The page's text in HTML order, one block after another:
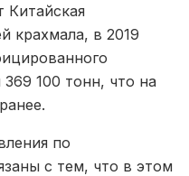
Китайская
крахмала, в 2019
100 тонн, что на
по
с тем, что в этом